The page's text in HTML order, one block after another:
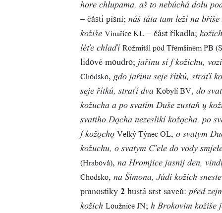
hore chłupama, aš to nebúchá dołu
– části písní; náš táta tam leží na
kožiše Vinařice KL – část říkadla;
léťe chlaďí Rožmitál pod Třemšínem PB
lidové moudro; jařinu sí f kožichu,
Chodsko, gdo jařinu seje řítkú, straťí
seje řítkú, straťí dva Kobylí BV, do
kožucha a po svatím Duše zustaň u̯
svatiho Do̬cha nezeslikí kožo̬cha, po
f kožo̬cho̬ Velký Týnec OL, o svatym
kožuchu, o svatym C’ele do vody
(Hrabová), na Hromjice jasnij den,
Chodsko, na Šimona, Júdi kožich
pranostiky 2 hustá srst savců: před
kožich Loužnice JN; h Brokovim kožiše